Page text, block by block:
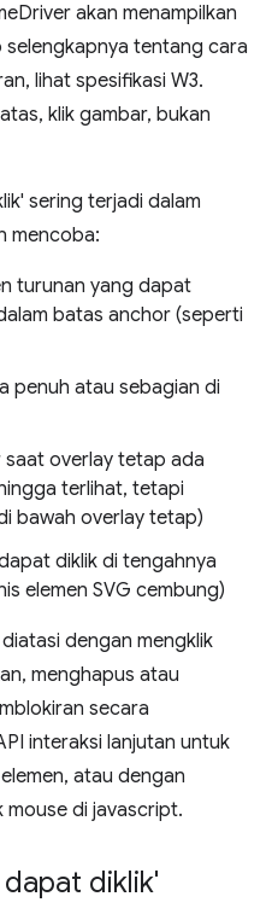
akan menampilkan
tentang cara
lihat spesifikasi W3.
klik gambar, bukan
sering terjadi dalam
mencoba:
turunan yang dapat
batas anchor (seperti
penuh atau sebagian di
saat overlay tetap ada
terlihat, tetapi
bawah overlay tetap)
diklik di tengahnya
elemen SVG cembung)
dengan mengklik
menghapus atau
secara
interaksi lanjutan untuk
atau dengan
mouse di javascript.
diklik'